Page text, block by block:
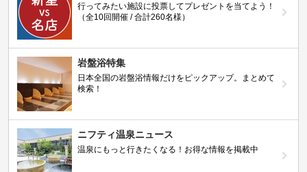
行ってみたい施設に投票してプレゼントを当てよう！
（全10回開催 / 合計260名様）
岩盤浴特集
日本全国の岩盤浴情報だけをピックアップ。まとめて
検索！
ニフティ温泉ニュース
温泉にもっと行きたくなる！お得な情報を掲載中